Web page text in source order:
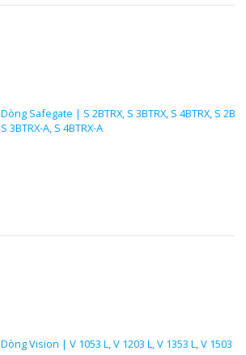
Dòng Safegate | S 2BTRX, S 3BTRX, S 4BTRX, S
S 3BTRX-A, S 4BTRX-A
Dòng Vision | V 1053 L, V 1203 L, V 1353 L, V 1503 L,